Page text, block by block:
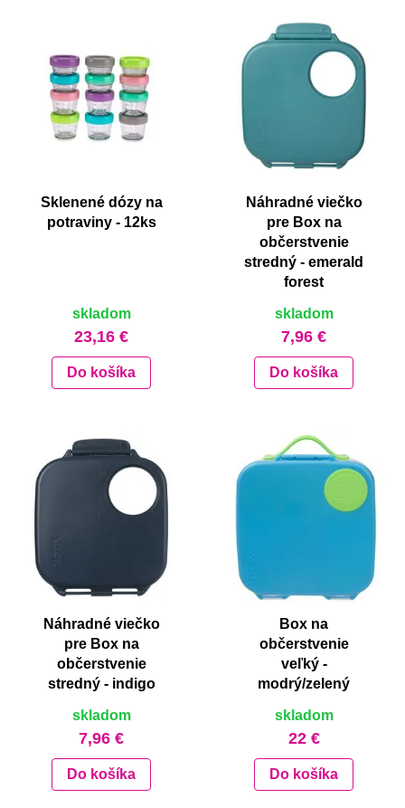
Sklenené dózy na
potraviny - 12ks
skladom
23,16 €
Do košíka
Náhradné viečko
pre Box na
občerstvenie
stredný - emerald
forest
skladom
7,96 €
Do košíka
Náhradné viečko
pre Box na
občerstvenie
stredný - indigo
skladom
7,96 €
Do košíka
Box na
občerstvenie
veľký -
modrý/zelený
skladom
22 €
Do košíka